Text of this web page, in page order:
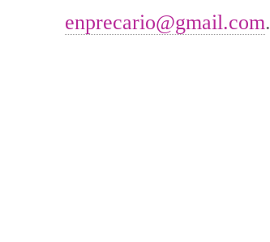
enprecario@gmail.com.